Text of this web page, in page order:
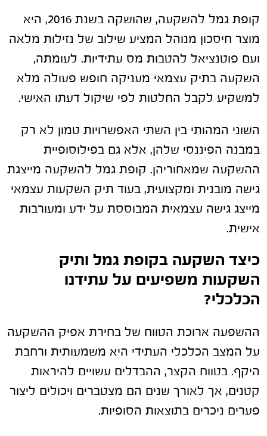
קופת גמל להשקעה, שהושקה בשנת 2016, היא
מוצר חיסכון מנוהל המציע שילוב של נזילות מלאה
ועם פוטנציאל להטבות מס עתידיות. לעומתה,
השקעה בתיק עצמאי מעניקה חופש פעולה מלא
למשקיע לקבל החלטות לפי שיקול דעתו האישי.
השוני המהותי בין השתי האפשרויות טמון לא רק
במבנה הפיננסי שלהן, אלא גם בפילוסופיית
ההשקעה שמאחוריהן. קופת גמל להשקעה מייצגת
גישה מובנית ומקצועית, בעוד תיק השקעות עצמאי
מייצג גישה עצמאית המבוססת על ידע ומעורבות
אישית.
כיצד השקעה בקופת גמל ותיק
השקעות משפיעים על עתידנו
הכלכלי?
ההשפעה ארוכת הטווח של בחירת אפיק ההשקעה
על המצב הכלכלי העתידי היא משמעותית ורחבת
היקף. בטווח הקצר, ההבדלים עשויים להיראות
קטנים, אך לאורך שנים הם מצטברים ויכולים ליצור
פערים ניכרים בתוצאות הסופיות.